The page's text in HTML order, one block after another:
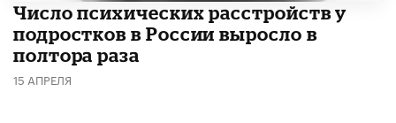
Число психических расстройств у
подростков в России выросло в
полтора раза
15 АПРЕЛЯ